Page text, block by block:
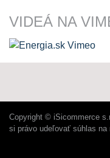
VIDEÁ NA
Copyright © iSicommerce
si právo udeľovať súhlas na